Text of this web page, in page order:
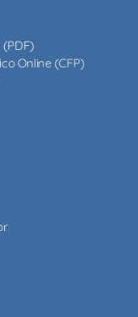
Online (CFP)